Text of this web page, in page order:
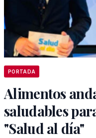
PORTADA
Alimentos
saludables
"Salud al día"